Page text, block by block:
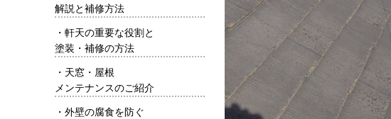
解説と補修方法
・ 軒天の重要な役割と
塗装・補修の方法
・ 天窓・屋根
メンテナンスのご紹介
・ 外壁の腐食を防ぐ